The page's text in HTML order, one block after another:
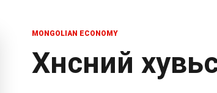
MONGOLIAN ECONOMY
Хүнсний